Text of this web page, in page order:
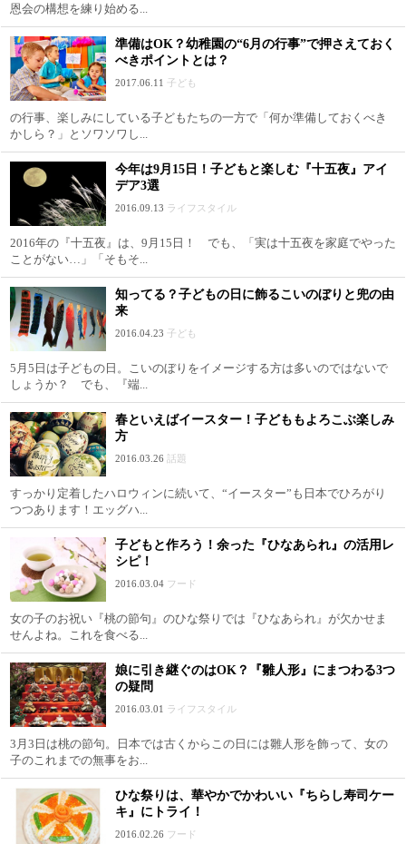
恩会の構想を練り始める...
準備はOK？幼稚園の“6月の行事”で押さえておく
べきポイントとは？
2017.06.11 子ども
の行事、楽しみにしている子どもたちの一方で「何か準備しておくべき
かしら？」とソワソワし...
今年は9月15日！子どもと楽しむ『十五夜』アイ
デア3選
2016.09.13 ライフスタイル
2016年の『十五夜』は、9月15日！ でも、「実は十五夜を家庭でやった
ことがない…」「そもそ...
知ってる？子どもの日に飾るこいのぼりと兜の由
来
2016.04.23 子ども
5月5日は子どもの日。こいのぼりをイメージする方は多いのではないで
しょうか？ でも、『端...
春といえばイースター！子どももよろこぶ楽しみ
方
2016.03.26 話題
すっかり定着したハロウィンに続いて、“イースター”も日本でひろがり
つつあります！エッグハ...
子どもと作ろう！余った『ひなあられ』の活用レ
シピ！
2016.03.04 フード
女の子のお祝い『桃の節句』のひな祭りでは『ひなあられ』が欠かせま
せんよね。これを食べる...
娘に引き継ぐのはOK？『雛人形』にまつわる3つ
の疑問
2016.03.01 ライフスタイル
3月3日は桃の節句。日本では古くからこの日には雛人形を飾って、女の
子のこれまでの無事をお...
ひな祭りは、華やかでかわいい『ちらし寿司ケー
キ』にトライ！
2016.02.26 フード